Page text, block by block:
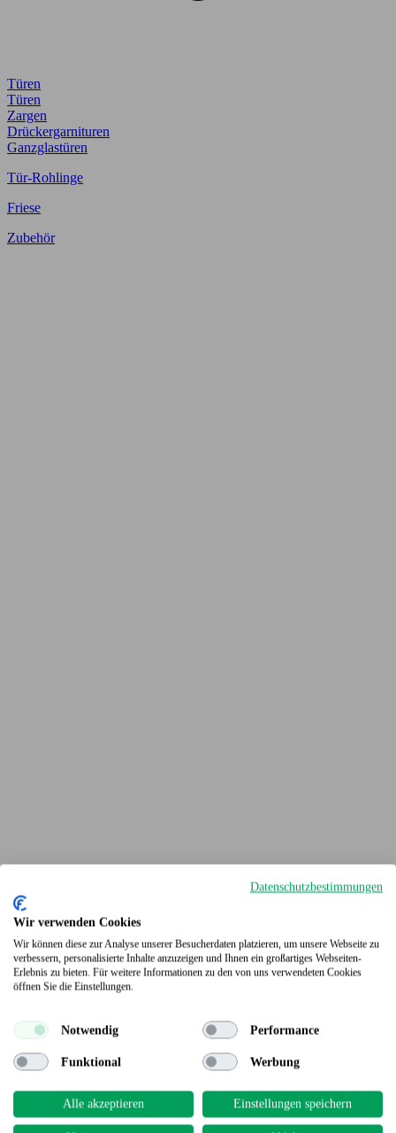
Türen
Türen
Zargen
Drückergarnituren
Ganzglastüren
Tür-Rohlinge
Friese
Zubehör
Terrassendielen
Datenschutzbestimmungen
Wir verwenden Cookies
Wir können diese zur Analyse unserer Besucherdaten platzieren, um unsere Webseite zu
verbessern, personalisierte Inhalte anzuzeigen und Ihnen ein großartiges Webseiten-
Erlebnis zu bieten. Für weitere Informationen zu den von uns verwendeten Cookies
öffnen Sie die Einstellungen.
Notwendig Performance
Funktional Werbung
Alle akzeptieren Einstellungen speichern